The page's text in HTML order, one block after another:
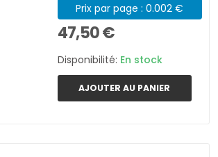
Prix par page : 0.002 €
47,50 €
Disponibilité: En stock
AJOUTER AU PANIER